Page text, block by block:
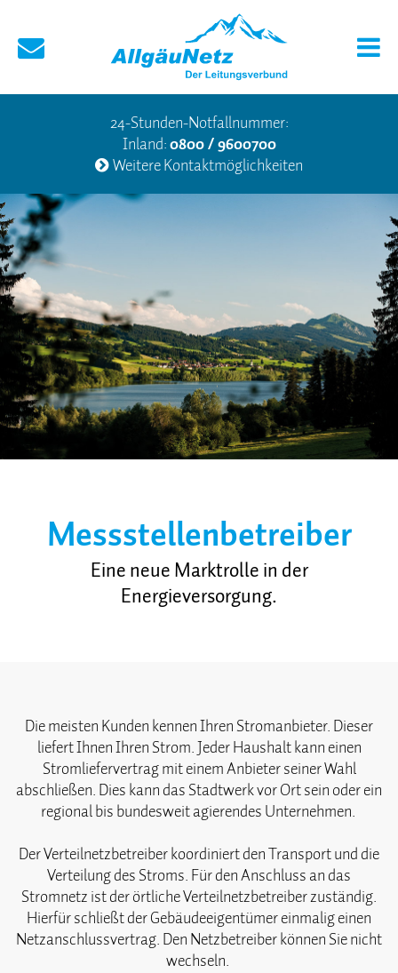
24-Stunden-Notfallnummer:
Inland:0800 / 9600700
Weitere Kontaktmöglichkeiten
Messstellenbetreiber
Eine neue Marktrolle in der
Energieversorgung.
Die meisten Kunden kennen Ihren Stromanbieter. Dieser
liefert Ihnen Ihren Strom. Jeder Haushalt kann einen
Stromliefervertrag mit einem Anbieter seiner Wahl
abschließen. Dies kann das Stadtwerk vor Ort sein oder ein
regional bis bundesweit agierendes Unternehmen.
Der Verteilnetzbetreiber koordiniert den Transport und die
Verteilung des Stroms. Für den Anschluss an das
Stromnetz ist der örtliche Verteilnetzbetreiber zuständig.
Hierfür schließt der Gebäudeeigentümer einmalig einen
Netzanschlussvertrag. Den Netzbetreiber können Sie nicht
wechseln.